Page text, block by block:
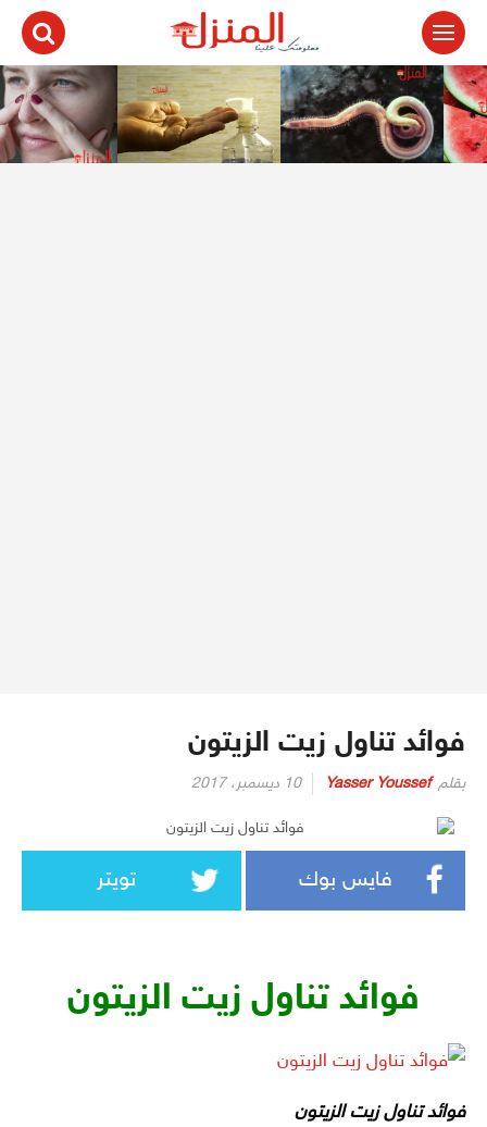
التجاوز
المحتوى
فوائد تناول زيت الزيتون
بقلم Yasser Youssef 10 ديسمبر، 2017
فايس بوك تويتر
فوائد تناول زيت الزيتون
فوائد تناول زيت الزيتون